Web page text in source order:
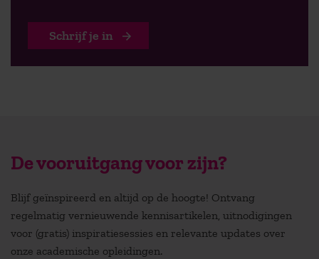
Schrijf je in
De vooruitgang voor zijn?
Blijf geïnspireerd en altijd op de hoogte! Ontvang
regelmatig vernieuwende kennisartikelen, uitnodigingen
voor (gratis) inspiratiesessies en relevante updates over
onze academische opleidingen.